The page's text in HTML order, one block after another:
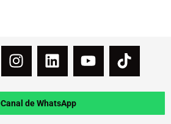
Canal de WhatsApp